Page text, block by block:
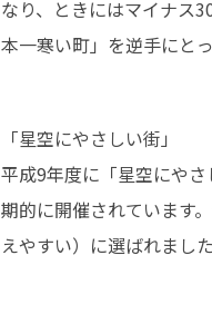
なり、ときにはマイナス
本一寒い町」を逆手にと
「星空にやさしい街」
平成9年度に「星空にや
期的に開催されています
えやすい）に選ばれました